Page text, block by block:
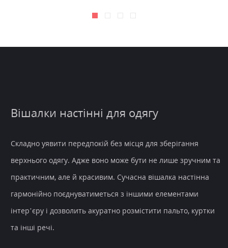
Вішалки настінні для одягу
Складно уявити передпокій без місця для зберігання
верхнього одягу. Адже воно може бути не лише зручним та
практичним, але й красивим. Сучасна вішалка настінна
гармонійно поєднуватиметься з іншими елементами
інтер’єру і дозволить акуратно розмістити пальто, куртки
та інші речі.